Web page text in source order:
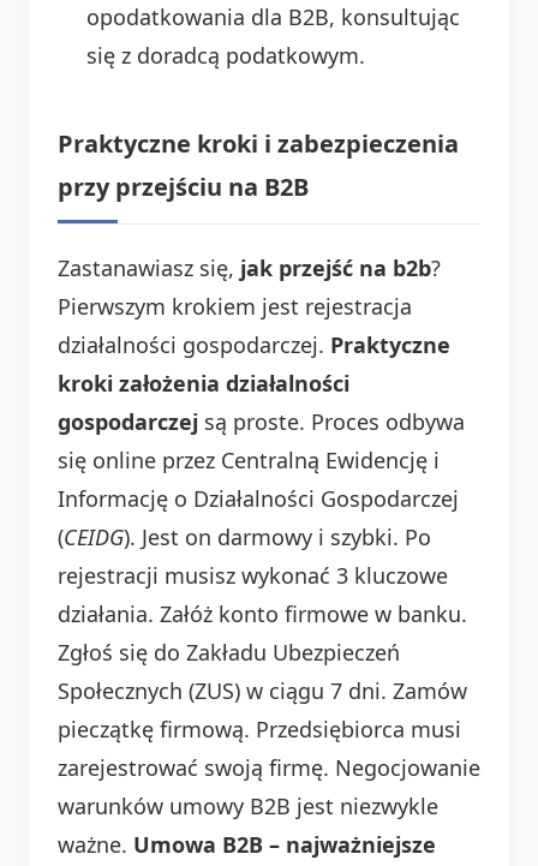
opodatkowania dla B2B, konsultując
się z doradcą podatkowym.
Praktyczne kroki i zabezpieczenia
przy przejściu na B2B
Zastanawiasz się, jak przejść na b2b?
Pierwszym krokiem jest rejestracja
działalności gospodarczej. Praktyczne
kroki założenia działalności
gospodarczej są proste. Proces odbywa
się online przez Centralną Ewidencję i
Informację o Działalności Gospodarczej
(CEIDG). Jest on darmowy i szybki. Po
rejestracji musisz wykonać 3 kluczowe
działania. Załóż konto firmowe w banku.
Zgłoś się do Zakładu Ubezpieczeń
Społecznych (ZUS) w ciągu 7 dni. Zamów
pieczątkę firmową. Przedsiębiorca musi
zarejestrować swoją firmę. Negocjowanie
warunków umowy B2B jest niezwykle
ważne. Umowa B2B – najważniejsze